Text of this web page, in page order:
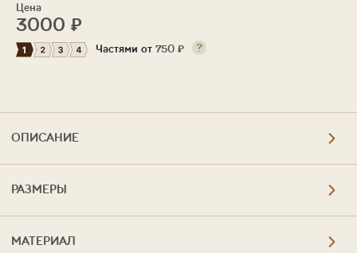
Цена
3000 ₽
Частями от 750 ₽
ОПИСАНИЕ
РАЗМЕРЫ
МАТЕРИАЛ